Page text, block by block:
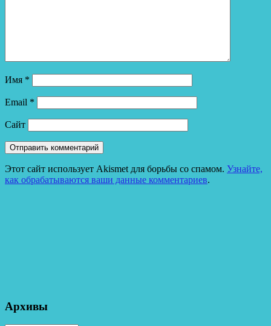
Имя *
Email *
Сайт
Этот сайт использует Akismet для борьбы со спамом. Узнайте,
как обрабатываются ваши данные комментариев.
Архивы